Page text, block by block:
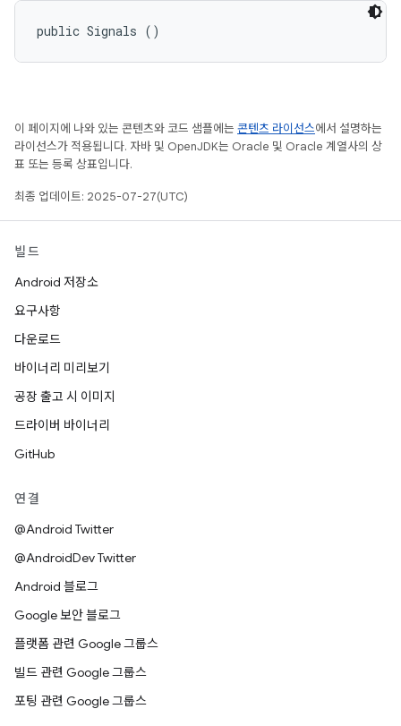
public Signals ()
이 페이지에 나와 있는 콘텐츠와 코드 샘플에는 콘텐츠 라이선스에서 설명하는
라이선스가 적용됩니다. 자바 및 OpenJDK는 Oracle 및 Oracle 계열사의 상
표 또는 등록 상표입니다.
최종 업데이트: 2025-07-27(UTC)
빌드
Android 저장소
요구사항
다운로드
바이너리 미리보기
공장 출고 시 이미지
드라이버 바이너리
GitHub
연결
@Android Twitter
@AndroidDev Twitter
Android 블로그
Google 보안 블로그
플랫폼 관련 Google 그룹스
빌드 관련 Google 그룹스
포팅 관련 Google 그룹스